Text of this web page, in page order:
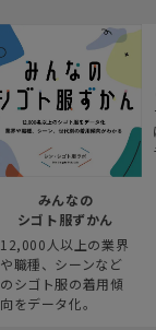
みんなの
シゴト服ずかん
12,000人以上の業界
や職種、シーンなど
のシゴト服の着用傾
向をデータ化。